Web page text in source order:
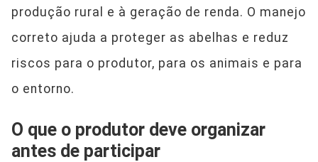
produção rural e à geração de renda. O manejo
correto ajuda a proteger as abelhas e reduz
riscos para o produtor, para os animais e para
o entorno.
O que o produtor deve organizar
antes de participar